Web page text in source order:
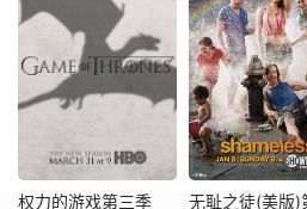
权力的游戏第三季